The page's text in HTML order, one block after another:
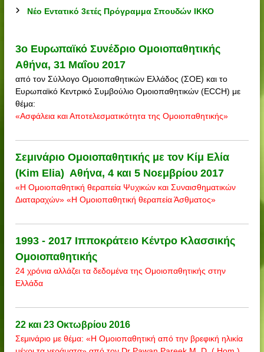
Νέο Εντατικό 3ετές Πρόγραμμα Σπουδών ΙΚΚΟ
3o Ευρωπαϊκό Συνέδριο Ομοιοπαθητικής
Αθήνα, 31 Μαΐου 2017
από τον Σύλλογο Ομοιοπαθητικών Ελλάδος (ΣΟΕ) και το
Ευρωπαϊκό Κεντρικό Συμβούλιο Ομοιοπαθητικών (ECCH) με
θέμα:
«Ασφάλεια και Αποτελεσματικότητα της Ομοιοπαθητικής»
Σεμινάριο Ομοιοπαθητικής με τον Κίμ Ελία
(Kim Elia) Αθήνα, 4 και 5 Νοεμβρίου 2017
«Η Ομοιοπαθητική θεραπεία Ψυχικών και Συναισθηματικών
Διαταραχών» «Η Ομοιοπαθητική θεραπεία Άσθματος»
1993 - 2017 Ιπποκράτειο Κέντρο Κλασσικής
Ομοιοπαθητικής
24 χρόνια αλλάζει τα δεδομένα της Ομοιοπαθητικής στην
Ελλάδα
22 και 23 Οκτωβρίου 2016
Σεμινάριο με θέμα: «Η Ομοιοπαθητική από την βρεφική ηλικία